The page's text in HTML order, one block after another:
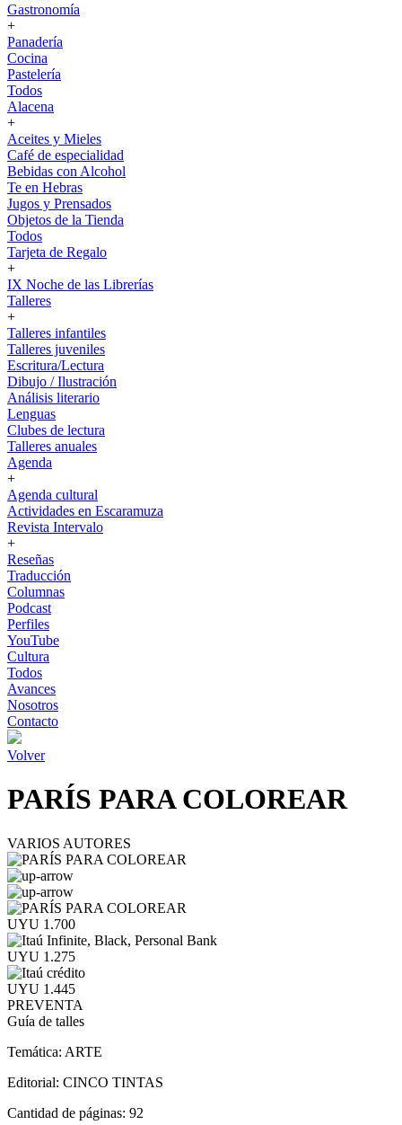
Gastronomía
+
Panadería
Cocina
Pastelería
Todos
Alacena
+
Aceites y Mieles
Café de especialidad
Bebidas con Alcohol
Te en Hebras
Jugos y Prensados
Objetos de la Tienda
Todos
Tarjeta de Regalo
+
IX Noche de las Librerías
Talleres
+
Talleres infantiles
Talleres juveniles
Escritura/Lectura
Dibujo / Ilustración
Análisis literario
Lenguas
Clubes de lectura
Talleres anuales
Agenda
+
Agenda cultural
Actividades en Escaramuza
Revista Intervalo
+
Reseñas
Traducción
Columnas
Podcast
Perfiles
YouTube
Cultura
Todos
Avances
Nosotros
Contacto
Volver
PARÍS PARA COLOREAR
VARIOS AUTORES
UYU 1.700
UYU 1.275
UYU 1.445
PREVENTA
Guía de talles
Temática: ARTE
Editorial: CINCO TINTAS
Cantidad de páginas: 92